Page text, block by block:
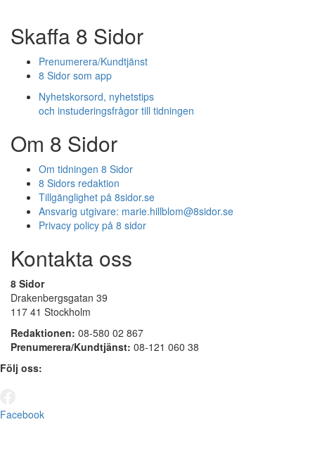
Skaffa 8 Sidor
Prenumerera/Kundtjänst
8 Sidor som app
Nyhetskorsord, nyhetstips
och instuderingsfrågor till tidningen
Om 8 Sidor
Om tidningen 8 Sidor
8 Sidors redaktion
Tillgänglighet på 8sidor.se
Ansvarig utgivare: marie.hillblom@8sidor.se
Privacy policy på 8 sidor
Kontakta oss
8 Sidor
Drakenbergsgatan 39
117 41 Stockholm
Redaktionen: 08-580 02 867
Prenumerera/Kundtjänst: 08-121 060 38
Följ oss:
Facebook